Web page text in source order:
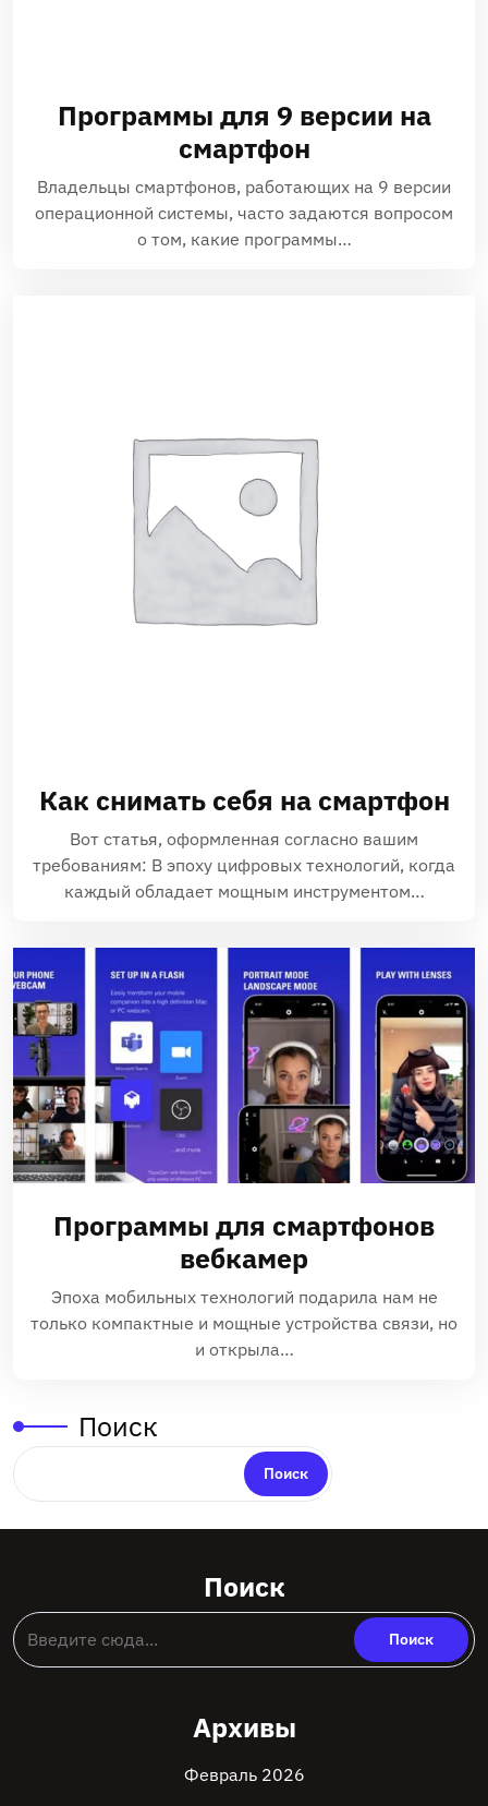
Программы для 9 версии на
смартфон
Владельцы смартфонов, работающих на 9 версии
операционной системы, часто задаются вопросом
о том, какие программы…
Как снимать себя на смартфон
Вот статья‚ оформленная согласно вашим
требованиям: В эпоху цифровых технологий‚ когда
каждый обладает мощным инструментом…
Программы для смартфонов
вебкамер
Эпоха мобильных технологий подарила нам не
только компактные и мощные устройства связи, но
и открыла…
Поиск
Поиск
Поиск
Архивы
Февраль 2026